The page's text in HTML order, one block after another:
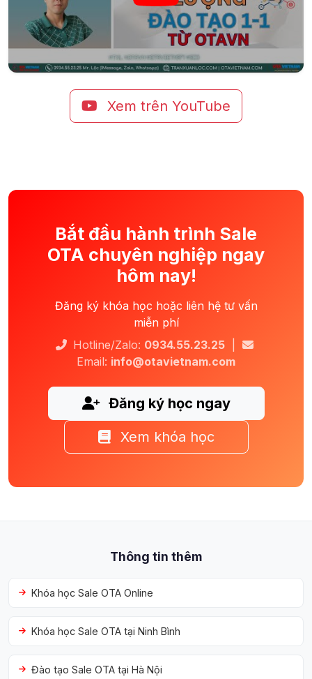
Xem trên YouTube
Bắt đầu hành trình Sale
OTA chuyên nghiệp ngay
hôm nay!
Đăng ký khóa học hoặc liên hệ tư vấn
miễn phí
Hotline/Zalo: 0934.55.23.25
Email: info@otavietnam.com
Đăng ký học ngay
Xem khóa học
Thông tin thêm
Khóa học Sale OTA Online
Khóa học Sale OTA tại Ninh Bình
Đào tạo Sale OTA tại Hà Nội